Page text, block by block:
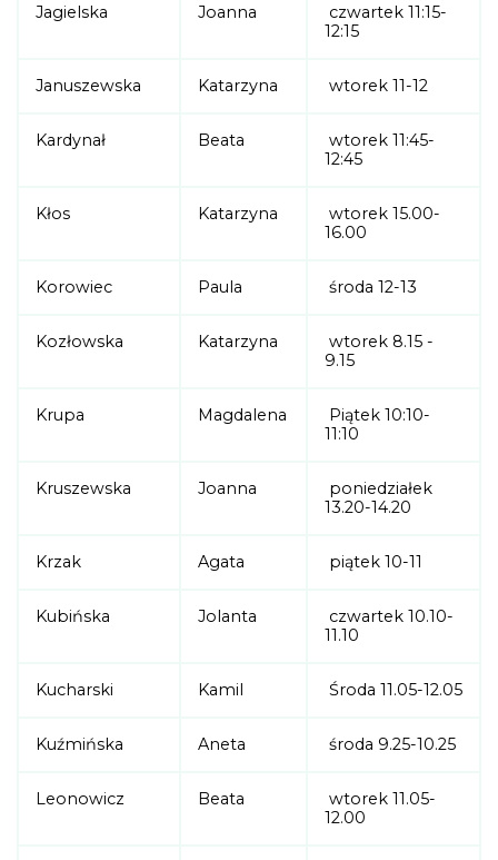
Jagielska Joanna
czwartek 11:15-
12:15
Januszewska Katarzyna wtorek 11-12
Kardynał Beata
wtorek 11:45-
12:45
Kłos Katarzyna
wtorek 15.00-
16.00
Korowiec Paula środa 12-13
Kozłowska Katarzyna
wtorek 8.15 -
9.15
Krupa Magdalena
Piątek 10:10-
11:10
Kruszewska Joanna
poniedziałek
13.20-14.20
Krzak Agata piątek 10-11
Kubińska Jolanta
czwartek 10.10-
11.10
Kucharski Kamil Środa 11.05-12.05
Kuźmińska Aneta środa 9.25-10.25
Leonowicz Beata
wtorek 11.05-
12.00